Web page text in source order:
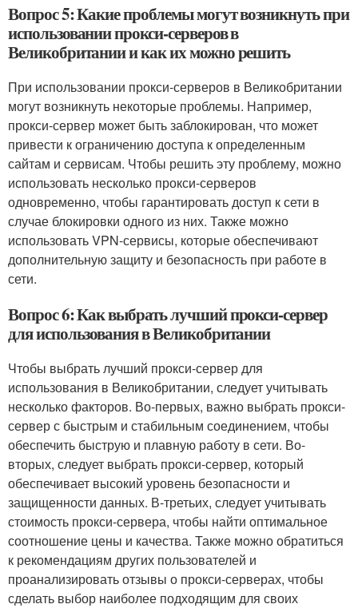
Вопрос 5: Какие проблемы могут возникнуть при
использовании прокси-серверов в
Великобритании и как их можно решить
При использовании прокси-серверов в Великобритании
могут возникнуть некоторые проблемы. Например,
прокси-сервер может быть заблокирован, что может
привести к ограничению доступа к определенным
сайтам и сервисам. Чтобы решить эту проблему, можно
использовать несколько прокси-серверов
одновременно, чтобы гарантировать доступ к сети в
случае блокировки одного из них. Также можно
использовать VPN-сервисы, которые обеспечивают
дополнительную защиту и безопасность при работе в
сети.
Вопрос 6: Как выбрать лучший прокси-сервер
для использования в Великобритании
Чтобы выбрать лучший прокси-сервер для
использования в Великобритании, следует учитывать
несколько факторов. Во-первых, важно выбрать прокси-
сервер с быстрым и стабильным соединением, чтобы
обеспечить быструю и плавную работу в сети. Во-
вторых, следует выбрать прокси-сервер, который
обеспечивает высокий уровень безопасности и
защищенности данных. В-третьих, следует учитывать
стоимость прокси-сервера, чтобы найти оптимальное
соотношение цены и качества. Также можно обратиться
к рекомендациям других пользователей и
проанализировать отзывы о прокси-серверах, чтобы
сделать выбор наиболее подходящим для своих